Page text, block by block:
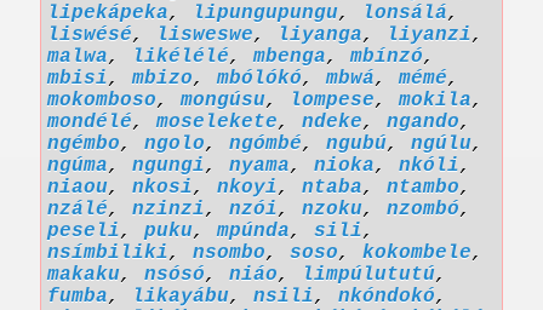
lipekápeka, lipungupungu, lonsálá,
liswésé, lisweswe, liyanga, liyanzi,
malwa, likélélé,mbenga,mbínzó,
mbisi,mbizo,mbólókó,mbwá,mémé,
mokomboso,mongúsu, lompese,mokila,
mondélé,moselekete, ndeke, ngando,
ngémbo, ngolo, ngómbé, ngubú, ngúlu,
ngúma, ngungi, nyama, nioka, nkóli,
niaou, nkosi, nkoyi, ntaba, ntambo,
nzálé, nzinzi, nzói, nzoku, nzombó,
peseli, puku,mpúnda, sili,
nsímbiliki, nsombo, soso, kokombele,
makaku, nsósó, niáo, limpúlututú,
fumba, likayábu, nsili, nkóndokó,